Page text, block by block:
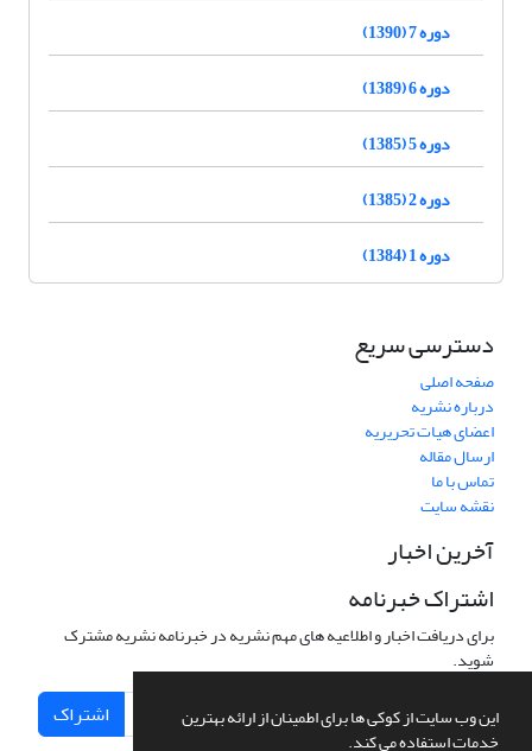
این وب سایت از کوکی ها برای اطمینان از ارائه بهترین
خدمات استفاده می کند.
دوره 7 (1390)
دوره 6 (1389)
دوره 5 (1385)
دوره 2 (1385)
دوره 1 (1384)
دسترسی سریع
صفحه اصلی
درباره نشریه
اعضای هیات تحریریه
ارسال مقاله
تماس با ما
نقشه سایت
آخرین اخبار
اشتراک خبرنامه
برای دریافت اخبار و اطلاعیه های مهم نشریه در خبرنامه نشریه مشترک
شوید.
اشتراک